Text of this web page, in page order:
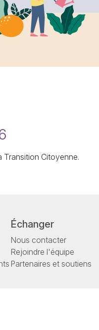
Transition Citoyenne.
Échanger
Nous contacter
Rejoindre l'équipe
Partenaires et soutiens